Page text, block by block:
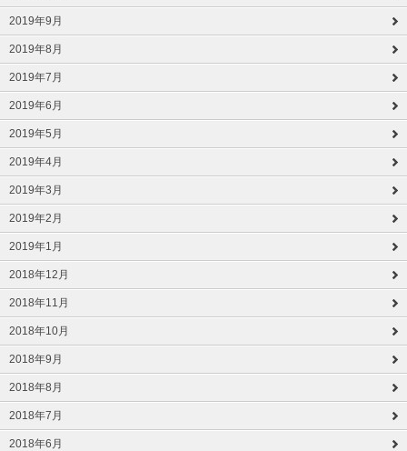
2019年9月
2019年8月
2019年7月
2019年6月
2019年5月
2019年4月
2019年3月
2019年2月
2019年1月
2018年12月
2018年11月
2018年10月
2018年9月
2018年8月
2018年7月
2018年6月